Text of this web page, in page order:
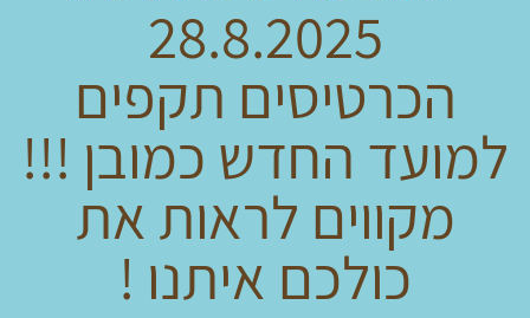
28.8.2025
הכרטיסים תקפים
למועד החדש כמובן !!!
מקווים לראות את
כולכם איתנו !